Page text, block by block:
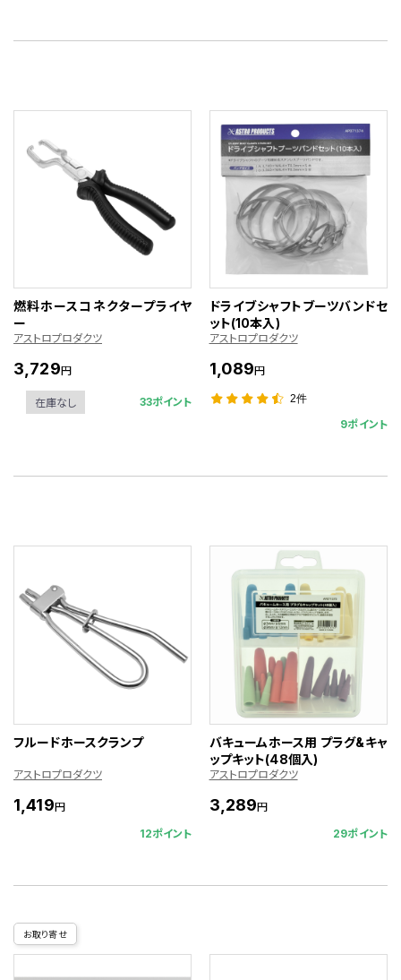
燃料ホースコネクタープライヤ
ー
アストロプロダクツ
3,729円
在庫なし 33ポイント
ドライブシャフトブーツバンドセ
ット(10本入)
アストロプロダクツ
1,089円
2件
9ポイント
フルードホースクランプ
アストロプロダクツ
1,419円
12ポイント
バキュームホース用 プラグ&キャ
ップキット(48個入)
アストロプロダクツ
3,289円
29ポイント
お取り寄せ